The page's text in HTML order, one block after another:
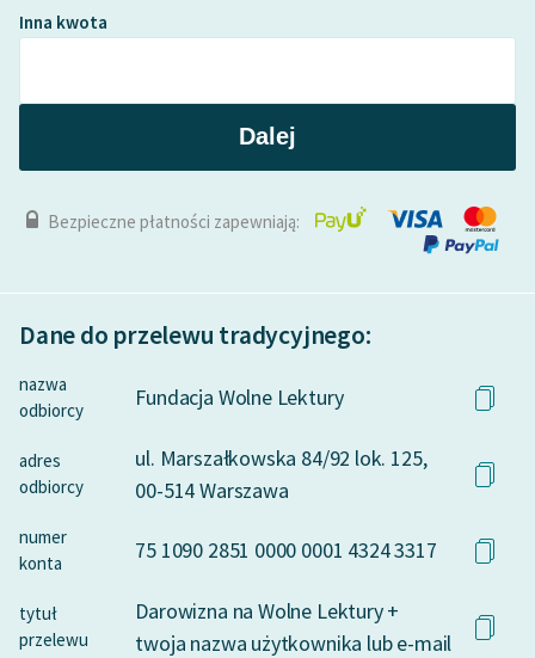
Inna kwota
Dalej
Bezpieczne płatności zapewniają:
Dane do przelewu tradycyjnego:
nazwa
odbiorcy
Fundacja Wolne Lektury
adres
odbiorcy
ul. Marszałkowska 84/92 lok. 125,
00-514 Warszawa
numer
konta
75 1090 2851 0000 0001 4324 3317
tytuł
przelewu
Darowizna na Wolne Lektury +
twoja nazwa użytkownika lub e-mail